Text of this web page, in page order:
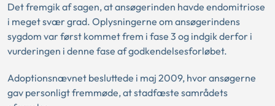
Det fremgik af sagen, at ansøgerinden havde endomitriose
i meget svær grad. Oplysningerne om ansøgerindens
sygdom var først kommet frem i fase 3 og indgik derfor i
vurderingen i denne fase af godkendelsesforløbet.
Adoptionsnævnet besluttede i maj 2009, hvor ansøgerne
gav personligt fremmøde, at stadfæste samrådets